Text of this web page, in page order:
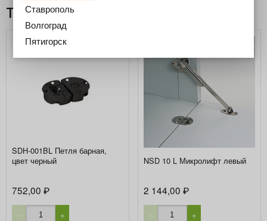
Товары из этой категории
SDH-001BL Петля барная,
цвет черный
752,00₽
− +
NSD 10 L Микролифт левый
2 144,00 ₽
− +
Ставрополь
Волгоград
Пятигорск